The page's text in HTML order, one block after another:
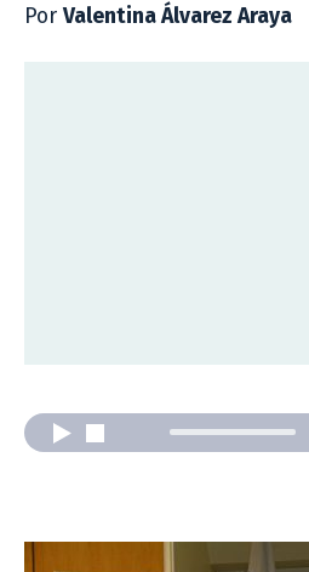
PorValentina Álvarez Araya